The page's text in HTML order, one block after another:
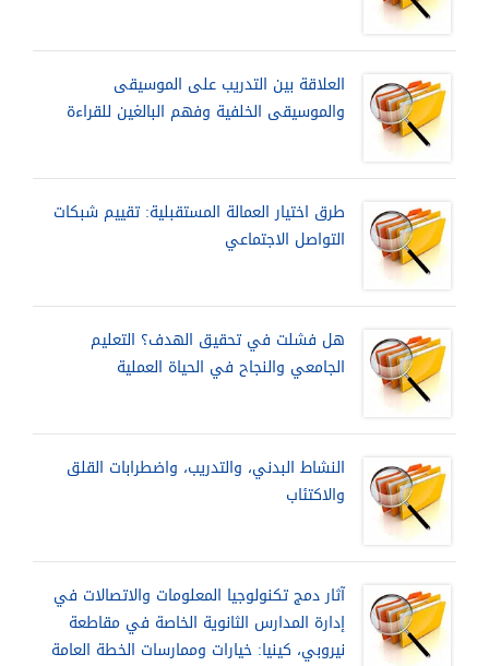
العلاقة بين التدريب على الموسيقى
والموسيقى الخلفية وفهم البالغين للقراءة
طرق اختيار العمالة المستقبلية: تقييم شبكات
التواصل الاجتماعي
هل فشلت في تحقيق الهدف؟ التعليم
الجامعي والنجاح في الحياة العملية
النشاط البدني، والتدريب، واضطرابات القلق
والاكتئاب
آثار دمج تكنولوجيا المعلومات والاتصالات في
إدارة المدارس الثانوية الخاصة في مقاطعة
نيروبي، كينيا: خيارات وممارسات الخطة العامة